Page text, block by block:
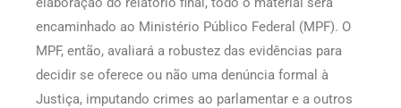
encaminhado ao Ministério Público Federal (MPF). O
MPF, então, avaliará a robustez das evidências para
decidir se oferece ou não uma denúncia formal à
Justiça, imputando crimes ao parlamentar e a outros